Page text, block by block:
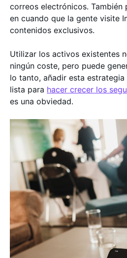
correos electrónicos. También
en cuando que la gente visite
contenidos exclusivos.
Utilizar los activos existentes
ningún coste, pero puede
lo tanto, añadir esta
lista para hacer crecer los
es una obviedad.